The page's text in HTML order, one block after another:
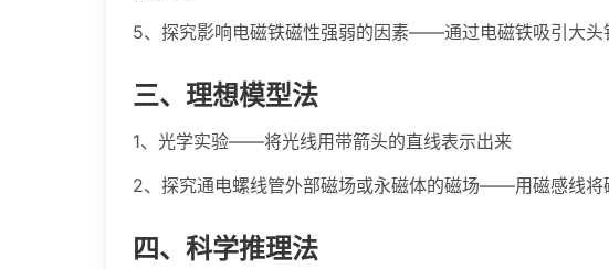
5、探究影响电磁铁磁性强弱的因素——通过电磁铁吸引大头
三、理想模型法
1、光学实验——将光线用带箭头的直线表示出来
2、探究通电螺线管外部磁场或永磁体的磁场——用磁感线将
四、科学推理法